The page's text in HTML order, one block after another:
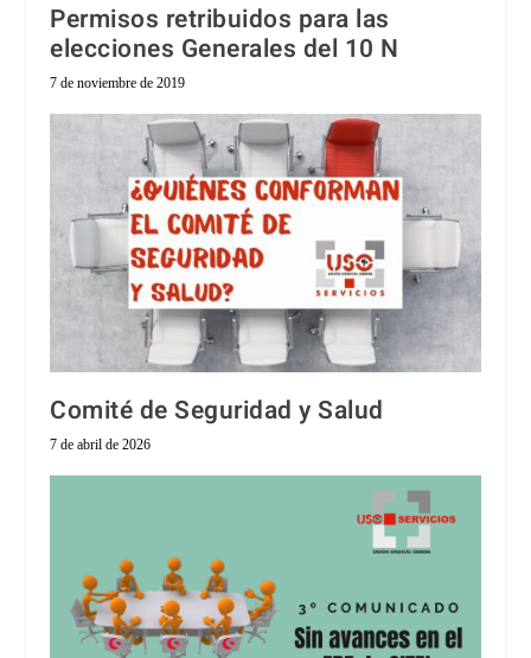
Permisos retribuidos para las
elecciones Generales del 10 N
7 de noviembre de 2019
Comité de Seguridad y Salud
7 de abril de 2026